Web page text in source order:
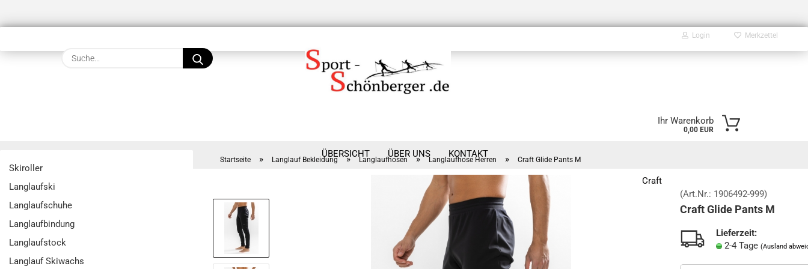
Login
Konto erstellen
Merkzettel
Suche...
Ihr Warenkorb
0,00 EUR
ÜBERSICHT ÜBER UNS KONTAKT
Startseite » Langlauf Bekleidung » Langlaufhosen » Langlaufhose Herren » Craft Glide Pants M
Craft
(Art.Nr.: 1906492-999)
Craft Glide Pants M
Lieferzeit:
2-4 Tage (Ausland
Skiroller
Langlaufski
Langlaufschuhe
Langlaufbindung
Langlaufstock
Langlauf Skiwachs